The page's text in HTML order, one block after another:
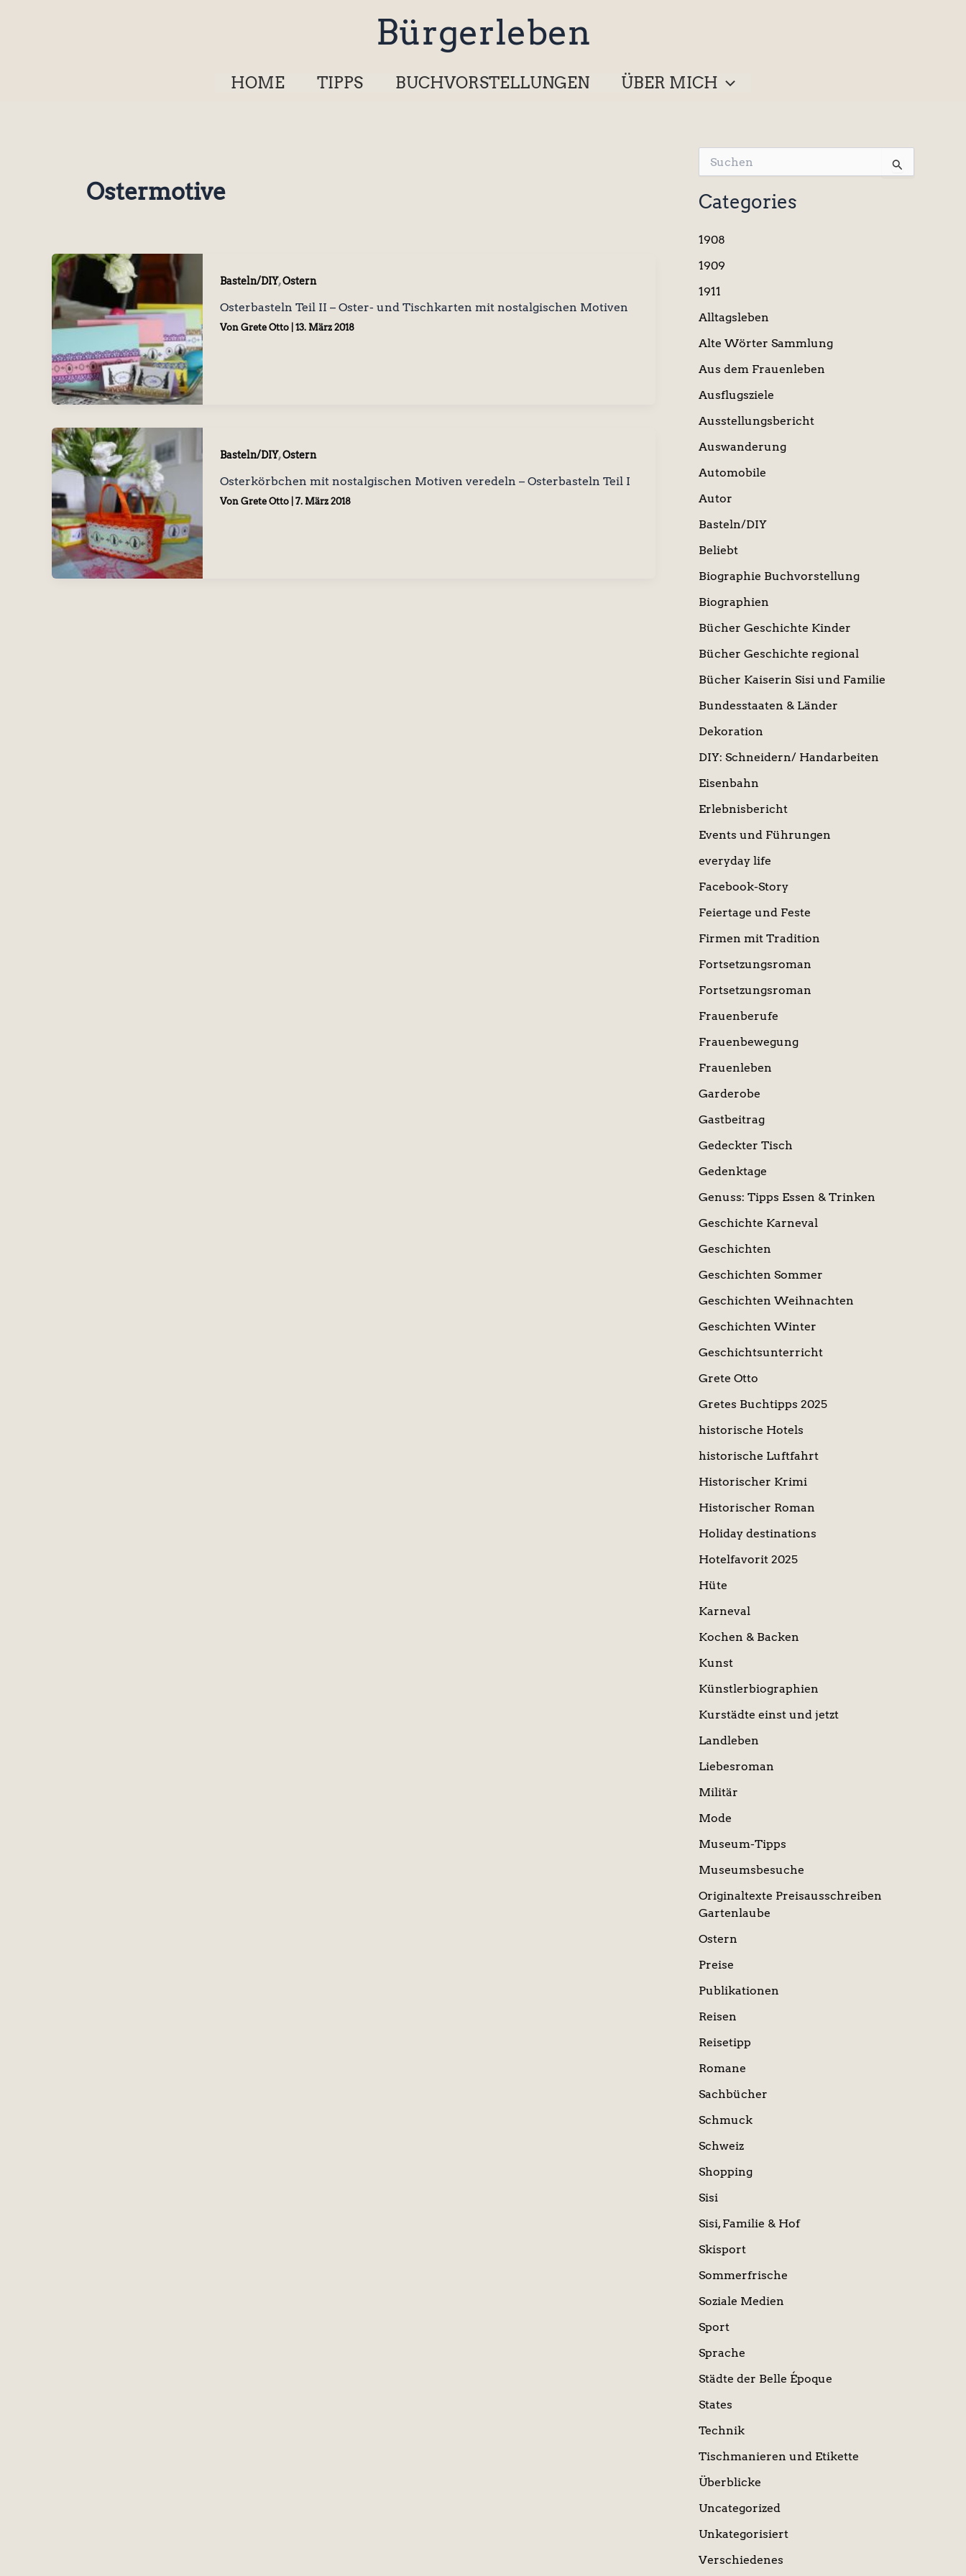
Bürgerleben
HOME TIPPS BUCHVORSTELLUNGEN ÜBER MICH
Ostermotive
Basteln/DIY,Ostern
Osterbasteln Teil II – Oster- und Tischkarten mit nostalgischen Motiven
Von Grete Otto 13. März 2018
Basteln/DIY,Ostern
Osterkörbchen mit nostalgischen Motiven veredeln – Osterbasteln Teil I
Von Grete Otto 7. März 2018
u
c
h
n
a
h
Categories
1908
1909
1911
Alltagsleben
Alte Wörter Sammlung
Aus dem Frauenleben
Ausflugsziele
Ausstellungsbericht
Auswanderung
Automobile
Autor
Basteln/DIY
Beliebt
Biographie Buchvorstellung
Biographien
Bücher Geschichte Kinder
Bücher Geschichte regional
Bücher Kaiserin Sisi und Familie
Bundesstaaten & Länder
Dekoration
DIY: Schneidern/ Handarbeiten
Eisenbahn
Erlebnisbericht
Events und Führungen
everyday life
Facebook-Story
Feiertage und Feste
Firmen mit Tradition
Fortsetzungsroman
Fortsetzungsroman
Frauenberufe
Frauenbewegung
Frauenleben
Garderobe
Gastbeitrag
Gedeckter Tisch
Gedenktage
Genuss: Tipps Essen & Trinken
Geschichte Karneval
Geschichten
Geschichten Sommer
Geschichten Weihnachten
Geschichten Winter
Geschichtsunterricht
Grete Otto
Gretes Buchtipps 2025
historische Hotels
historische Luftfahrt
Historischer Krimi
Historischer Roman
Holiday destinations
Hotelfavorit 2025
Hüte
Karneval
Kochen & Backen
Kunst
Künstlerbiographien
Kurstädte einst und jetzt
Landleben
Liebesroman
Militär
Mode
Museum-Tipps
Museumsbesuche
Originaltexte Preisausschreiben
Gartenlaube
Ostern
Preise
Publikationen
Reisen
Reisetipp
Romane
Sachbücher
Schmuck
Schweiz
Shopping
Sisi
Sisi, Familie & Hof
Skisport
Sommerfrische
Soziale Medien
Sport
Sprache
Städte der Belle Époque
States
Technik
Tischmanieren und Etikette
Überblicke
Uncategorized
Unkategorisiert
Verschiedenes